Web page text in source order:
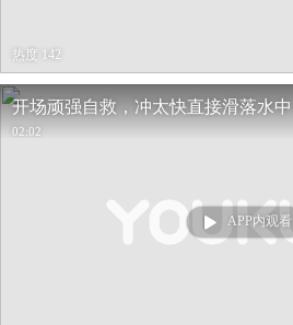
热度 142
开场顽强自救，冲太快直接滑落水中
02:02
APP内观看